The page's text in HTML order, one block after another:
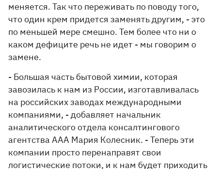
меняется. Так что переживать по поводу того,
что один крем придется заменять другим, - это
по меньшей мере смешно. Тем более что ни о
каком дефиците речь не идет - мы говорим о
замене.
- Большая часть бытовой химии, которая
завозилась к нам из России, изготавливалась
на российских заводах международными
компаниями, - добавляет начальник
аналитического отдела консалтингового
агентства ААА Мария Колесник. - Теперь эти
компании просто перенаправят свои
логистические потоки, и к нам будет приходить